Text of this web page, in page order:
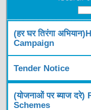
(हर घर तिरंगा
Campaign
Tender Notice
(योजनाओं पर ब्याज
Schemes